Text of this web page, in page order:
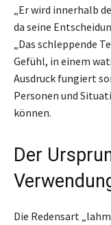
„Er wird innerhalb
da seine
„Das schleppende
Gefühl, in einem
Ausdruck fungiert
Personen und
können.
Der
Die Redensart